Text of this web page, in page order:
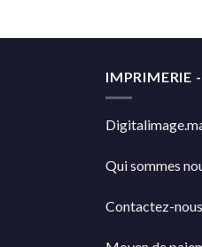
IMPRIMERIE
Qui sommes
Contactez-nous